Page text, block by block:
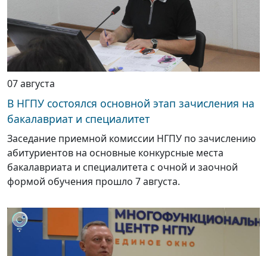
07 августа
В НГПУ состоялся основной этап зачисления на
бакалавриат и специалитет
Заседание приемной комиссии НГПУ по зачислению
абитуриентов на основные конкурсные места
бакалавриата и специалитета с очной и заочной
формой обучения прошло 7 августа.